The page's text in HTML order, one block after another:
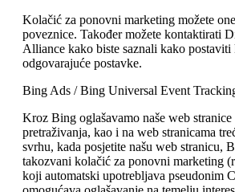
Kolačić za ponovni marketing možete
poveznice. Također možete kontaktirati
Alliance kako biste saznali kako
odgovarajuće postavke.
Bing Ads / Bing Universal Event
Kroz Bing oglašavamo naše web
pretraživanja, kao i na web stranicama
svrhu, kada posjetite našu web stranicu,
takozvani kolačić za ponovni marketing
koji automatski upotrebljava pseudonim